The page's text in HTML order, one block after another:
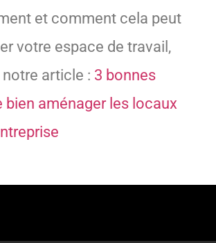
et comment cela peut
votre espace de travail,
article : 3 bonnes
bien aménager les locaux